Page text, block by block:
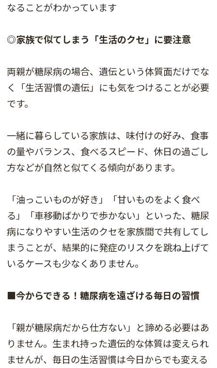
なることがわかっています
◎家族で似てしまう「生活のクセ」に要注意
両親が糖尿病の場合、遺伝という体質面だけでな
く「生活習慣の遺伝」にも気をつけることが必要
です。
一緒に暮らしている家族は、味付けの好み、食事
の量やバランス、食べるスピード、休日の過ごし
方などが自然と似てくる傾向があります。
「油っこいものが好き」「甘いものをよく食べ
る」「車移動ばかりで歩かない」といった、糖尿
病になりやすい生活のクセを家族間で共有してし
まうことが、結果的に発症のリスクを跳ね上げて
いるケースも少なくありません。
■今からできる！糖尿病を遠ざける毎日の習慣
「親が糖尿病だから仕方ない」と諦める必要はあ
りません。生まれ持った遺伝的な体質は変えられ
ませんが、毎日の生活習慣は今日からでも変える